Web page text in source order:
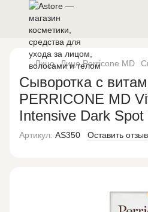
Лицо Лицо Perricone MD
Сыворотка с
PERRICONE MD
Intensive Dark
Артикул: AS350 Оставить отзыв